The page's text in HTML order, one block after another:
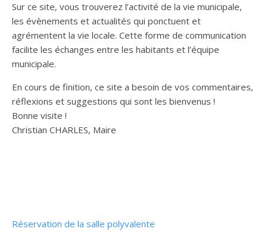
Sur ce site, vous trouverez l’activité de la vie municipale,
les évènements et actualités qui ponctuent et
agrémentent la vie locale. Cette forme de communication
facilite les échanges entre les habitants et l’équipe
municipale.
En cours de finition, ce site a besoin de vos commentaires,
réflexions et suggestions qui sont les bienvenus !
Bonne visite !
Christian CHARLES, Maire
Réservation de la salle polyvalente